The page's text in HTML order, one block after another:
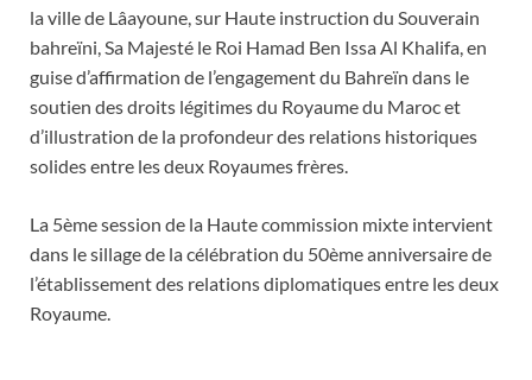
la ville de Lâayoune, sur Haute instruction du Souverain
bahreïni, Sa Majesté le Roi Hamad Ben Issa Al Khalifa, en
guise d’affirmation de l’engagement du Bahreïn dans le
soutien des droits légitimes du Royaume du Maroc et
d’illustration de la profondeur des relations historiques
solides entre les deux Royaumes frères.
La 5ème session de la Haute commission mixte intervient
dans le sillage de la célébration du 50ème anniversaire de
l’établissement des relations diplomatiques entre les deux
Royaume.